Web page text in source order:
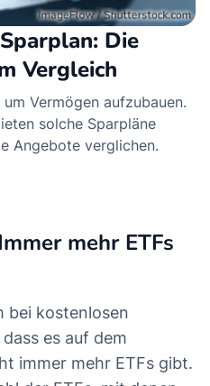
Die
Vergleich
Vermögen aufzubauen.
solche Sparpläne
Angebote verglichen.
mehr ETFs
bei kostenlosen
es auf dem
immer mehr ETFs gibt.